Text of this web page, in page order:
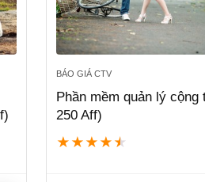
BÁO GIÁ CTV
Phần mềm quản lý cộng
250 Aff)
★ ★ ★ ★ ★